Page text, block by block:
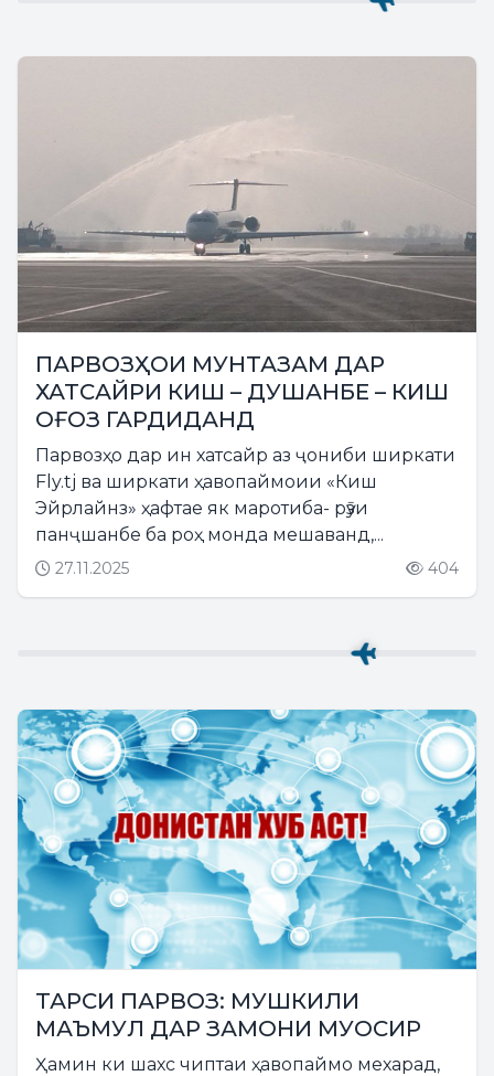
ПАРВОЗҲОИ МУНТАЗАМ ДАР
ХАТСАЙРИ КИШ – ДУШАНБЕ – КИШ
ОҒОЗ ГАРДИДАНД
Парвозҳо дар ин хатсайр аз ҷониби ширкати
Fly.tj ва ширкати ҳавопаймоии «Киш
Эйрлайнз» ҳафтае як маротиба- рӯзи
панҷшанбе ба роҳ монда мешаванд,...
27.11.2025 404
ТАРСИ ПАРВОЗ: МУШКИЛИ
МАЪМУЛ ДАР ЗАМОНИ МУОСИР
Ҳамин ки шахс чиптаи ҳавопаймо мехарад,